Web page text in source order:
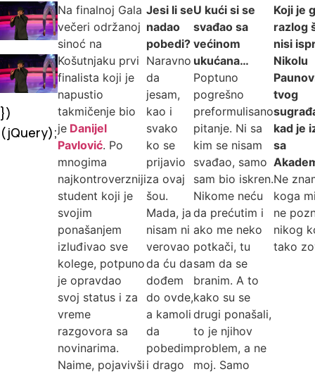
})
(jQuery);
Na finalnoj Gala
večeri održanoj
sinoć na
Košutnjaku prvi
finalista koji je
napustio
takmičenje bio
je Danijel
Pavlović. Po
mnogima
najkontroverzniji
student koji je
svojim
ponašanjem
izluđivao sve
kolege, potpuno
je opravdao
svoj status i za
vreme
razgovora sa
novinarima.
Naime, pojavivši
Jesi li se
nadao
pobedi?
Naravno
da
jesam,
kao i
svako
ko se
prijavio
za ovaj
šou.
Mada, ja
nisam ni
verovao
da ću da
dođem
do ovde,
a kamoli
da
pobedim
i drago
U kući si se
svađao sa
većinom
ukućana…
Poptuno
pogrešno
preformulisano
pitanje. Ni sa
kim se nisam
svađao, samo
sam bio iskren.
Nikome neću
da prećutim i
ako me neko
potkači, tu
sam da se
branim. A to
kako su se
drugi ponašali,
to je njihov
problem, a ne
moj. Samo
Koji je
razlog
nisi
Nikolu
tvog
kad je
sa
Ne
koga
ne
nikog
tako